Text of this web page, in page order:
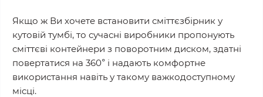
Якщо ж Ви хочете встановити сміттєзбірник у
кутовій тумбі, то сучасні виробники пропонують
сміттєві контейнери з поворотним диском, здатні
повертатися на 360° і надають комфортне
використання навіть у такому важкодоступному
місці.